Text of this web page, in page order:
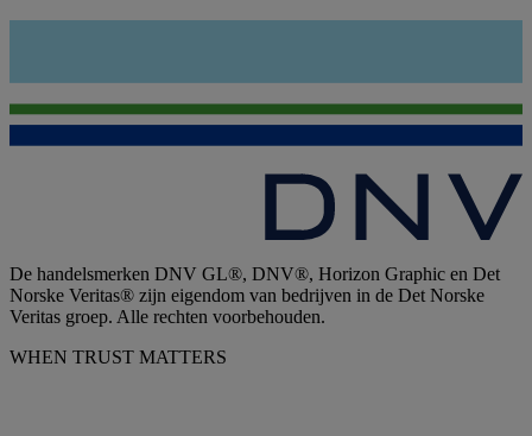
De handelsmerken DNV GL®, DNV®, Horizon Graphic en Det
Norske Veritas® zijn eigendom van bedrijven in de Det Norske
Veritas groep. Alle rechten voorbehouden.
WHEN TRUST MATTERS